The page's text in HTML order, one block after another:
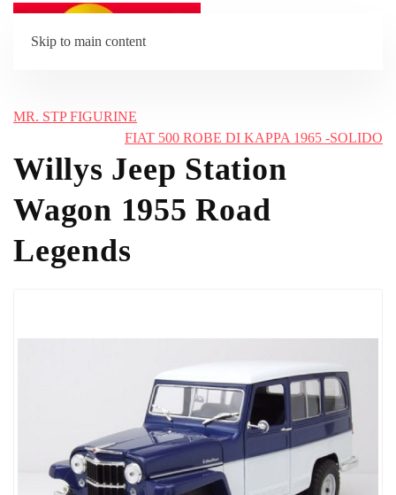
Skip to main content
MR. STP FIGURINE
FIAT 500 ROBE DI KAPPA 1965 -SOLIDO
Willys Jeep Station
Wagon 1955 Road
Legends